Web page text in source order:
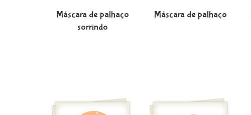
Máscara de palhaço
sorrindo
Máscara de palhaço